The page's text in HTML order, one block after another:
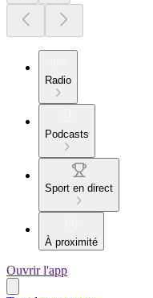
Radio
Podcasts
Sport en direct
À proximité
Ouvrir l'app